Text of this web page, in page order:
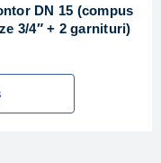
DN 15 (compus
3/4″ + 2 garnituri)